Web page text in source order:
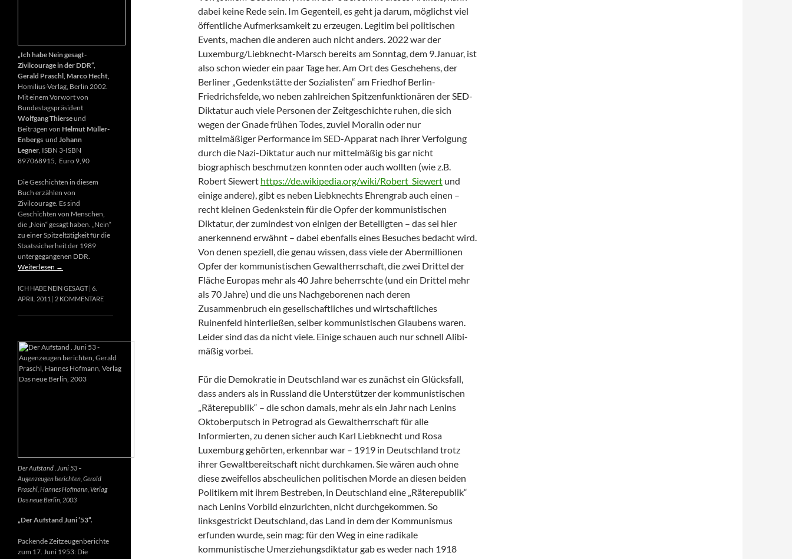
dabei keine Rede sein. Im Gegenteil, es geht ja darum, möglichst viel
öffentliche Aufmerksamkeit zu erzeugen. Legitim bei politischen
Events, machen die anderen auch nicht anders. 2022 war der
Luxemburg/Liebknecht-Marsch bereits am Sonntag, dem 9.Januar, ist
also schon wieder ein paar Tage her. Am Ort des Geschehens, der
Berliner „Gedenkstätte der Sozialisten“ am Friedhof Berlin-
Friedrichsfelde, wo neben zahlreichen Spitzenfunktionären der SED-
Diktatur auch viele Personen der Zeitgeschichte ruhen, die sich
wegen der Gnade frühen Todes, zuviel Moralin oder nur
mittelmäßiger Performance im SED-Apparat nach ihrer Verfolgung
durch die Nazi-Diktatur auch nur mittelmäßig bis gar nicht
biographisch beschmutzen konnten oder auch wollten (wie z.B.
Robert Siewert https://de.wikipedia.org/wiki/Robert_Siewert und
einige andere), gibt es neben Liebknechts Ehrengrab auch einen –
recht kleinen Gedenkstein für die Opfer der kommunistischen
Diktatur, der zumindest von einigen der Beteiligten – das sei hier
anerkennend erwähnt – dabei ebenfalls eines Besuches bedacht wird.
Von denen speziell, die genau wissen, dass viele der Abermillionen
Opfer der kommunistischen Gewaltherrschaft, die zwei Drittel der
Fläche Europas mehr als 40 Jahre beherrschte (und ein Drittel mehr
als 70 Jahre) und die uns Nachgeborenen nach deren
Zusammenbruch ein gesellschaftliches und wirtschaftliches
Ruinenfeld hinterließen, selber kommunistischen Glaubens waren.
Leider sind das da nicht viele. Einige schauen auch nur schnell Alibi-
mäßig vorbei.
Für die Demokratie in Deutschland war es zunächst ein Glücksfall,
dass anders als in Russland die Unterstützer der kommunistischen
„Räterepublik“ – die schon damals, mehr als ein Jahr nach Lenins
Oktoberputsch in Petrograd als Gewaltherrschaft für alle
Informierten, zu denen sicher auch Karl Liebknecht und Rosa
Luxemburg gehörten, erkennbar war – 1919 in Deutschland trotz
ihrer Gewaltbereitschaft nicht durchkamen. Sie wären auch ohne
diese zweifellos abscheulichen politischen Morde an diesen beiden
Politikern mit ihrem Bestreben, in Deutschland eine „Räterepublik“
nach Lenins Vorbild einzurichten, nicht durchgekommen. So
linksgestrickt Deutschland, das Land in dem der Kommunismus
erfunden wurde, sein mag: für den Weg in eine radikale
kommunistische Umerziehungsdiktatur gab es weder nach 1918
„Ich habe Nein gesagt-
Zivilcourage in der DDR“,
Gerald Praschl, Marco Hecht,
Homilius-Verlag, Berlin 2002.
Mit einem Vorwort von
Bundestagspräsident
Wolfgang Thierseund
Beiträgen von Helmut Müller-
Enbergs und Johann
Legner , ISBN 3-ISBN
897068915, Euro 9,90
Die Geschichten in diesem
Buch erzählen von
Zivilcourage. Es sind
Geschichten von Menschen,
die „Nein“ gesagt haben. „Nein“
zu einer Spitzeltätigkeit für die
Staatssicherheit der 1989
untergegangenen DDR.
Weiterlesen →
ICH HABE NEIN GESAGT 6.
APRIL 2011
2 KOMMENTARE
Der Aufstand . Juni 53 –
Augenzeugen berichten, Gerald
Praschl, Hannes Hofmann, Verlag
Das neue Berlin, 2003
„Der Aufstand Juni ’53“.
Packende Zeitzeugenberichte
zum 17. Juni 1953: Die